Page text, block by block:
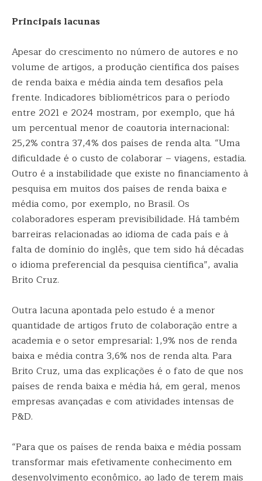
Principais lacunas
Apesar do crescimento no número de autores e no
volume de artigos, a produção científica dos países
de renda baixa e média ainda tem desafios pela
frente. Indicadores bibliométricos para o período
entre 2021 e 2024 mostram, por exemplo, que há
um percentual menor de coautoria internacional:
25,2% contra 37,4% dos países de renda alta. “Uma
dificuldade é o custo de colaborar – viagens, estadia.
Outro é a instabilidade que existe no financiamento à
pesquisa em muitos dos países de renda baixa e
média como, por exemplo, no Brasil. Os
colaboradores esperam previsibilidade. Há também
barreiras relacionadas ao idioma de cada país e à
falta de domínio do inglês, que tem sido há décadas
o idioma preferencial da pesquisa científica”, avalia
Brito Cruz.
Outra lacuna apontada pelo estudo é a menor
quantidade de artigos fruto de colaboração entre a
academia e o setor empresarial: 1,9% nos de renda
baixa e média contra 3,6% nos de renda alta. Para
Brito Cruz, uma das explicações é o fato de que nos
países de renda baixa e média há, em geral, menos
empresas avançadas e com atividades intensas de
P&D.
“Para que os países de renda baixa e média possam
transformar mais efetivamente conhecimento em
desenvolvimento econômico, ao lado de terem mais